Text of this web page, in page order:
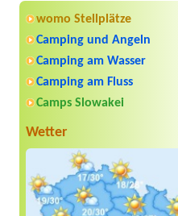
womo Stellplätze
Camping und Angeln
Camping am Wasser
Camping am Fluss
Camps Slowakei
Wetter